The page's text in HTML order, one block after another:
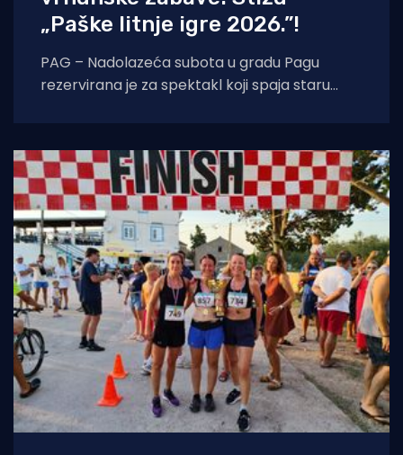
„Paške litnje igre 2026.”!
PAG – Nadolazeća subota u gradu Pagu
rezervirana je za spektakl koji spaja staru